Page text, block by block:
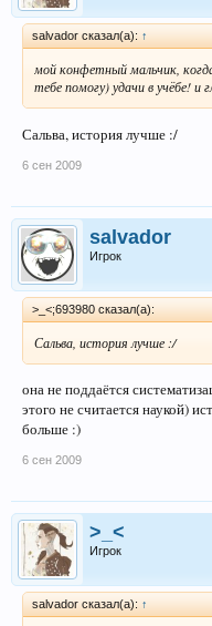
salvador сказал(а): ↑
мой конфетный мальчик,
тебе помогу) удачи в учёбе! и
Сальва, история лучше :/
6 сен 2009
salvador
Игрок
>_<;693980 сказал(а):
Сальва, история лучше :/
она не поддаётся
этого не считается наукой)
больше :)
6 сен 2009
>_<
Игрок
salvador сказал(а): ↑